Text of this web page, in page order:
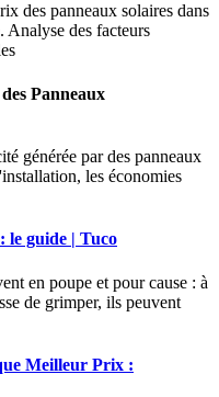
des panneaux solaires dans
des facteurs
Panneaux
générée par des panneaux
les économies
le guide | Tuco
en poupe et pour cause : à
de grimper, ils peuvent
Meilleur Prix :